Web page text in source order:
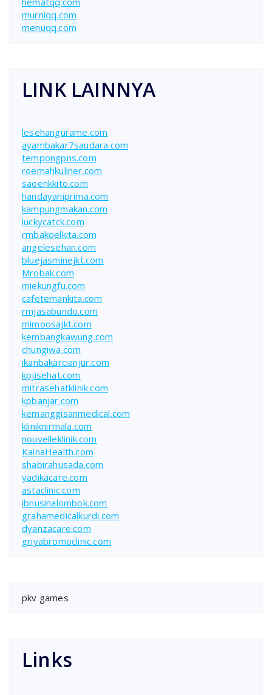
murniqq.com
menuqq.com
LINK LAINNYA
lesehangurame.com
ayambakar7saudara.com
tempongpns.com
roemahkuliner.com
saoenkkito.com
handayaniprima.com
kampungmakan.com
luckycatck.com
rmbakoelkita.com
angelesehan.com
bluejasminejkt.com
Mrobak.com
miekungfu.com
cafetemankita.com
rmjasabundo.com
mimoosajkt.com
kembangkawung.com
chungiwa.com
ikanbakarcianjur.com
kpjisehat.com
mitrasehatklinik.com
kpbanjar.com
kemanggisanmedical.com
kliniknirmala.com
nouvelleklinik.com
KainaHealth.com
shabirahusada.com
yadikacare.com
astaclinic.com
ibnusinalombok.com
grahamedicalkurdi.com
dyanzacare.com
griyabromoclinic.com
pkv games
Links